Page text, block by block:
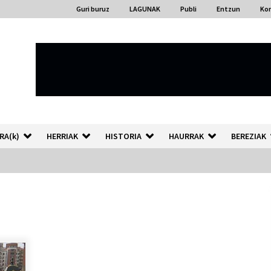
Guri buruz LAGUNAK Publi Entzun
HERRIAK HISTORIA HAURRAK BEREZIAK